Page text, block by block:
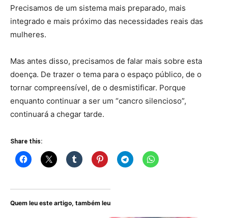
Precisamos de um sistema mais preparado, mais
integrado e mais próximo das necessidades reais das
mulheres.
Mas antes disso, precisamos de falar mais sobre esta
doença. De trazer o tema para o espaço público, de o
tornar compreensível, de o desmistificar. Porque
enquanto continuar a ser um “cancro silencioso”,
continuará a chegar tarde.
Share this:
Quem leu este artigo, também leu